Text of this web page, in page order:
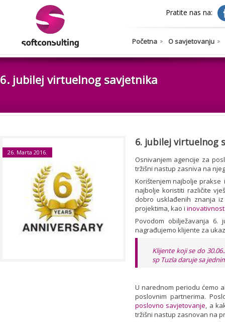
Pratite nas na:
Početna O savjetovanju
6. jubilej virtuelnog savjetnika
26. Marta 2016.
6. jubilej virtuelnog
Osnivanjem agencije za
tržišni nastup zasniva na
Korištenjem najbolje prakse
najbolje koristiti različite
dobro usklađenih znanja
projektima, kao i
Povodom obilježavanja
nagrađujemo klijente za
Klijente koji se do
sp Tuzla daruje sa
U narednom periodu ćemo
poslovnim partnerima.
poslovno savjetovanje, a
tržišni nastup zasnovan na